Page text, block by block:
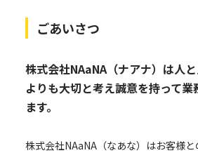
ごあいさつ
株式会社NAaNA（ナアナ）は人
よりも大切と考え誠意を持って業
ます。
株式会社NAaNA（なあな）はお客様